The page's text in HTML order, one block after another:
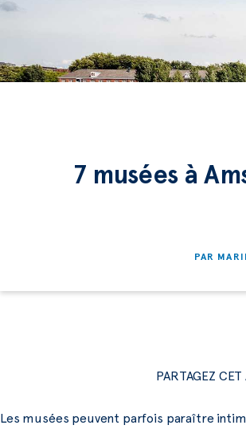
7 musées à
PAR
PARTAGEZ
Les musées peuvent parfois paraître